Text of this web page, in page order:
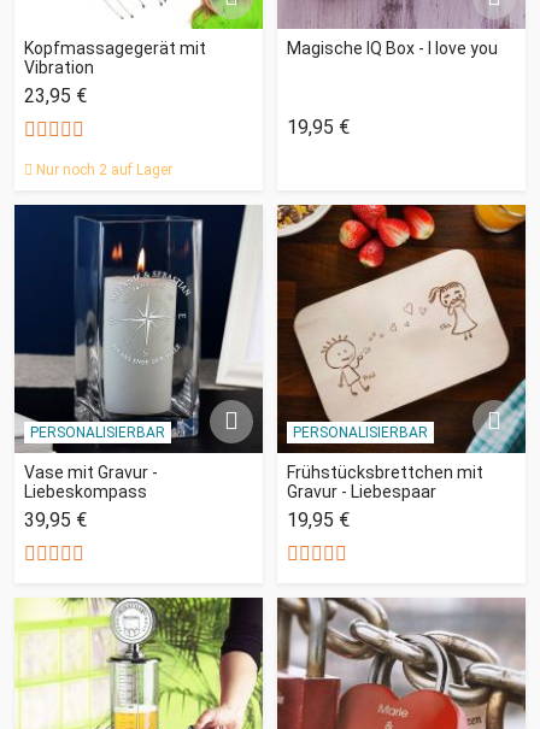
Kopfmassagegerät mit
Vibration
23,95 €
Nur noch 2 auf Lager
Magische IQ Box - I love you
19,95 €
PERSONALISIERBAR
Vase mit Gravur -
Liebeskompass
39,95 €
PERSONALISIERBAR
Frühstücksbrettchen mit
Gravur - Liebespaar
19,95 €